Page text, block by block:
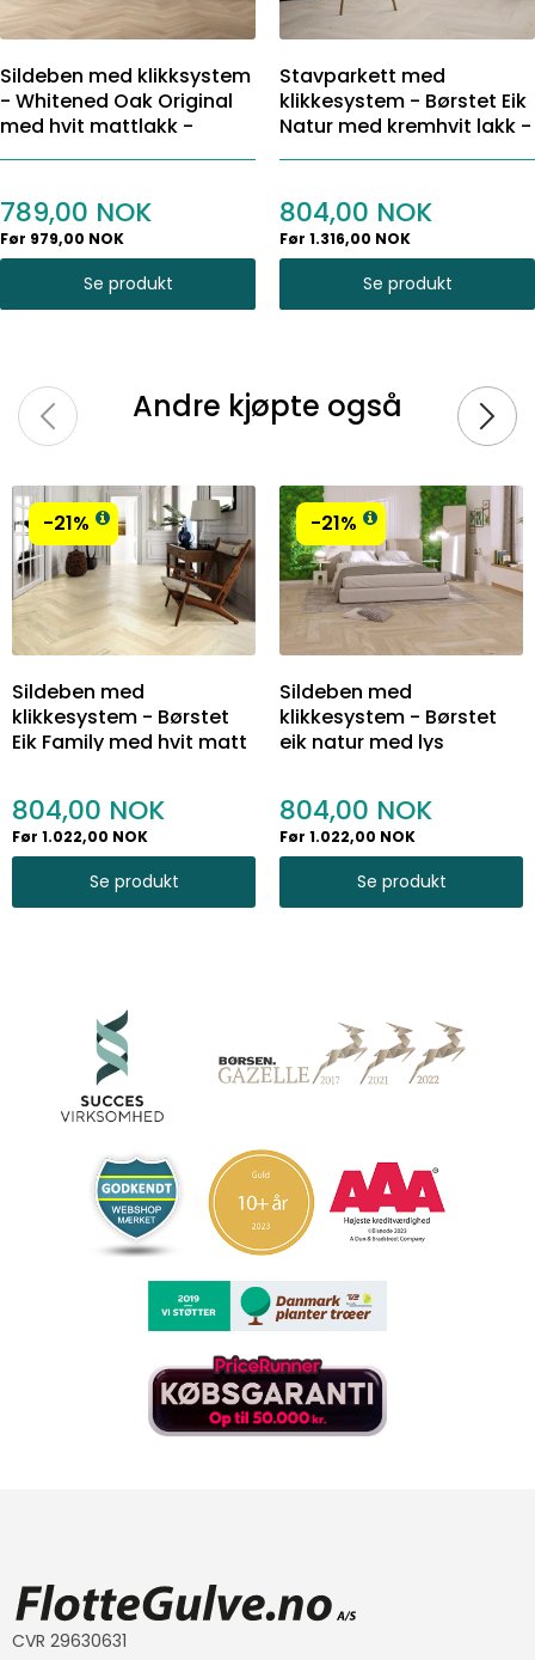
Sildeben med klikksystem
- Whitened Oak Original
med hvit mattlakk -
789,00
Før 979,00 NOK
Se produkt
Stavparkett med
klikkesystem - Børstet Eik
Natur med kremhvit lakk -
804,00
Før 1.316,00 NOK
Se produkt
Andre kjøpte også
-21%
Sildeben med
klikkesystem - Børstet
Eik Family med hvit matt
804,00
Før 1.022,00 NOK
Se produkt
-21%
Sildeben med
klikkesystem - Børstet
eik natur med lys
804,00
Før 1.022,00 NOK
Se produkt
CVR 29630631